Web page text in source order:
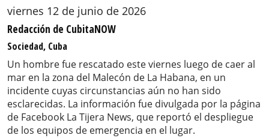
viernes 12 de junio de 2026
Redacción de CubitaNOW
Sociedad, Cuba
Un hombre fue rescatado este viernes luego de caer al
mar en la zona del Malecón de La Habana, en un
incidente cuyas circunstancias aún no han sido
esclarecidas. La información fue divulgada por la página
de Facebook La Tijera News, que reportó el despliegue
de los equipos de emergencia en el lugar.